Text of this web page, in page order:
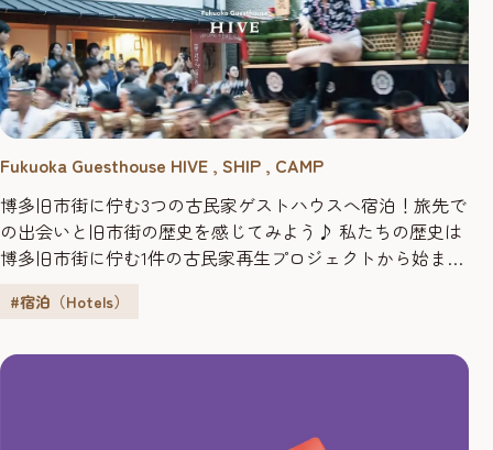
Fukuoka Guesthouse HIVE , SHIP , CAMP
博多旧市街に佇む3つの古民家ゲストハウスへ宿泊！旅先で
の出会いと旧市街の歴史を感じてみよう♪ 私たちの歴史は
博多旧市街に佇む1件の古民家再生プロジェクトから始まり
は、序章のような物語かもしれませんが、ここまで運営し
訪れてくださる旅人の皆さんのおかげです。 「私たちの出
#宿泊（Hotels）